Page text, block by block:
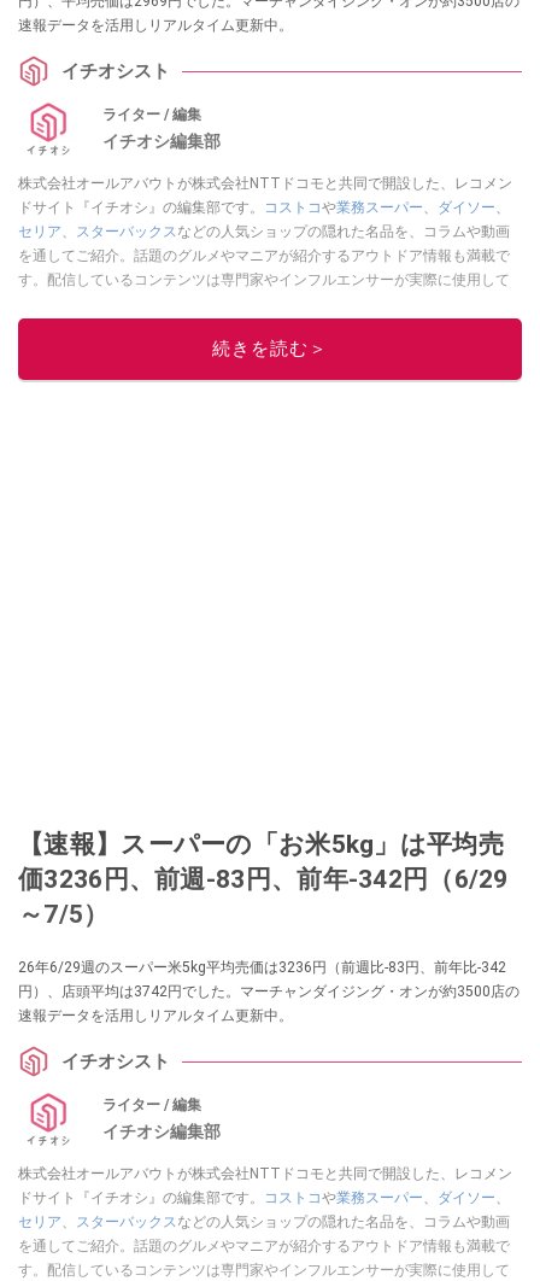
速報データを活用しリアルタイム更新中。
イチオシスト
ライター / 編集
イチオシ編集部
株式会社オールアバウトが株式会社NTTドコモと共同で開設した、レコメン
ドサイト『イチオシ』の編集部です。
コストコや業務スーパー、 ダイソー、
セリア、 スターバックスなどの人気ショップの隠れた名品を、コラムや動画
を通してご紹介。話題のグルメやマニアが紹介するアウトドア情報も満載で
す。配信しているコンテンツは専門家やインフルエンサーが実際に使用して
ニュースでフォロー
続きを読む＞
【速報】スーパーの「お米5kg」は平均売
価3236円、前週-83円、前年-342円（6/29
～7/5）
26年6/29週のスーパー米5kg平均売価は3236円（前週比-83円、前年比-342
円）、店頭平均は3742円でした。マーチャンダイジング・オンが約3500店の
速報データを活用しリアルタイム更新中。
イチオシスト
ライター / 編集
イチオシ編集部
株式会社オールアバウトが株式会社NTTドコモと共同で開設した、レコメン
ドサイト『イチオシ』の編集部です。
コストコや業務スーパー、 ダイソー、
セリア、 スターバックスなどの人気ショップの隠れた名品を、コラムや動画
を通してご紹介。話題のグルメやマニアが紹介するアウトドア情報も満載で
す。配信しているコンテンツは専門家やインフルエンサーが実際に使用して